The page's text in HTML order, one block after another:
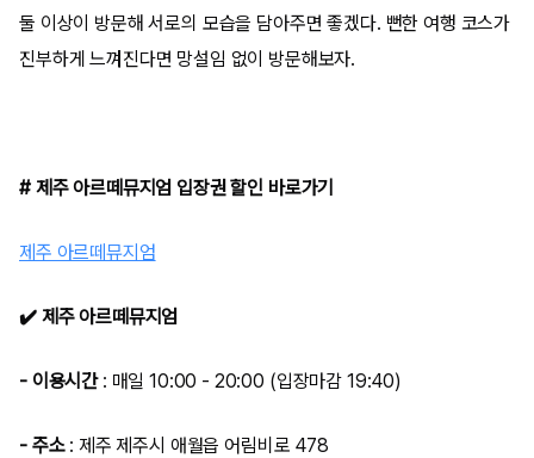
둘 이상이 방문해 서로의 모습을 담아주면 좋겠다. 뻔한 여행 코스가
진부하게 느껴진다면 망설임 없이 방문해보자.
# 제주 아르떼뮤지엄 입장권 할인 바로가기
제주 아르떼뮤지엄
✔️ 제주 아르떼뮤지엄
- 이용시간: 매일10:00 - 20:00 (입장마감 19:40)
- 주소: 제주 제주시 애월읍 어림비로 478